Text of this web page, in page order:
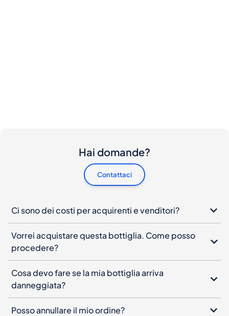
Hai domande?
Contattaci
Ci sono dei costi per acquirenti e venditori?
Vorrei acquistare questa bottiglia. Come posso
procedere?
Cosa devo fare se la mia bottiglia arriva
danneggiata?
Posso annullare il mio ordine?